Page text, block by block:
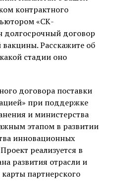
контрактного
«СК-
договор
Расскажите об
стадии оно
договора поставки
при поддержке
и министерства
этапом в развитии
инновационных
реализуется в
развития отрасли и
партнерского